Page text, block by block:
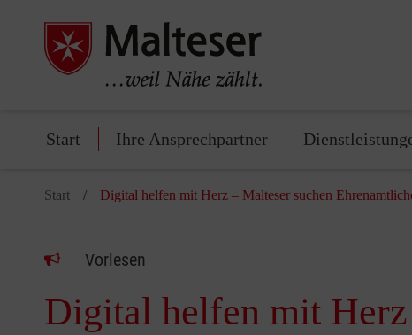
Start Ihre Ansprechpartner
Start Digital helfen mit Herz – Malteser suchen
Vorlesen
Digital helfen mit